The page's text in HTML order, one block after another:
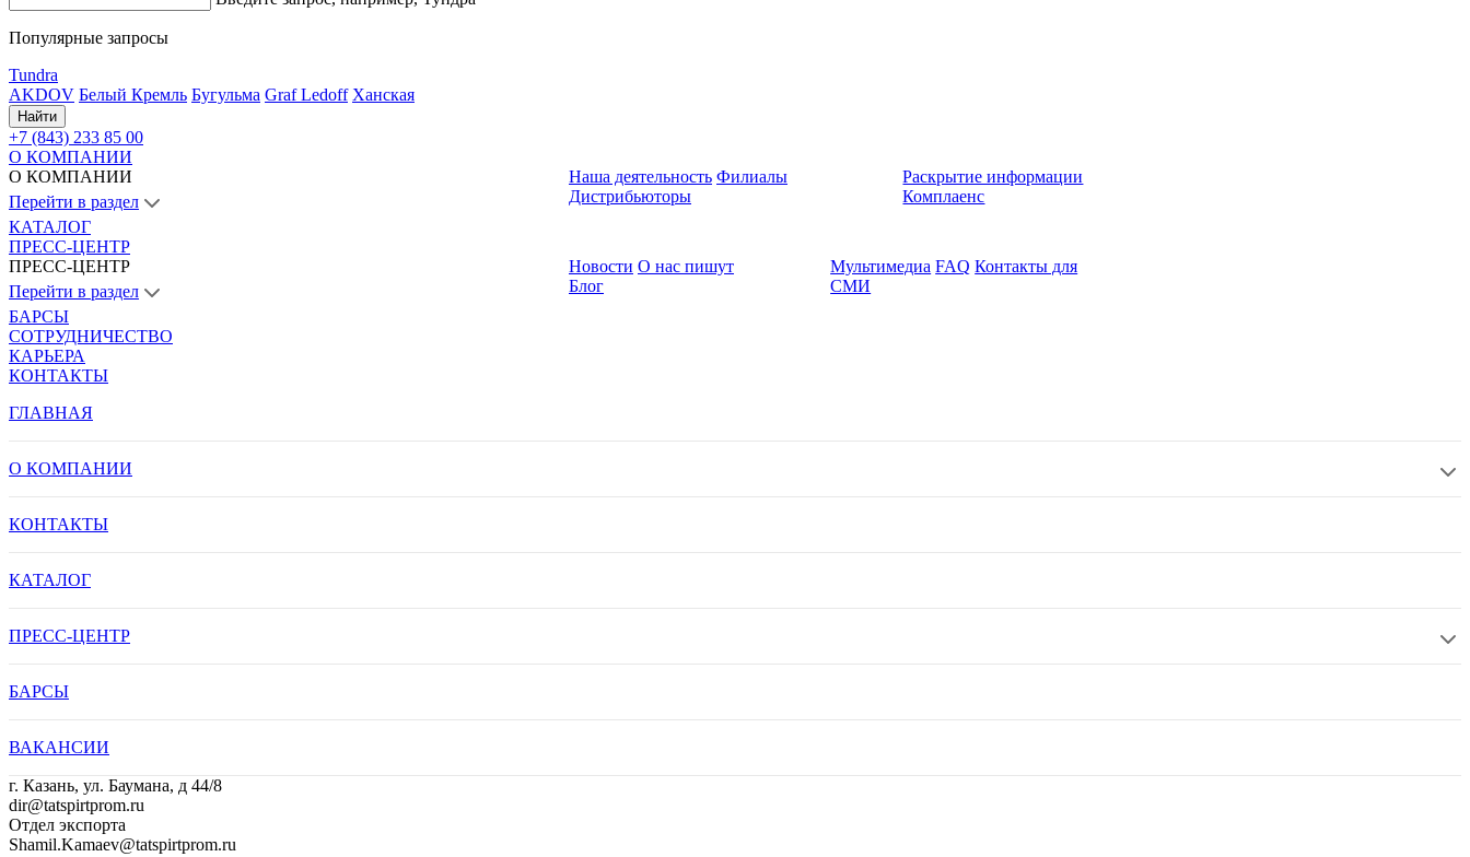
Популярные запросы
Tundra
AKDOV Белый Кремль Бугульма Graf Ledoff Ханская
Найти
+7 (843) 233 85 00
О КОМПАНИИ
О КОМПАНИИ
Перейти в раздел
Наша деятельность Филиалы
Дистрибьюторы
Раскрытие информации
Комплаенс
КАТАЛОГ
ПРЕСС-ЦЕНТР
ПРЕСС-ЦЕНТР
Перейти в раздел
Новости О нас пишут
Блог
Мультимедиа FAQ Контакты для
СМИ
БАРСЫ
СОТРУДНИЧЕСТВО
КАРЬЕРА
КОНТАКТЫ
ГЛАВНАЯ
О КОМПАНИИ
КОНТАКТЫ
КАТАЛОГ
ПРЕСС-ЦЕНТР
БАРСЫ
ВАКАНСИИ
г. Казань, ул. Баумана, д 44/8
dir@tatspirtprom.ru
Отдел экспорта
Shamil.Kamaev@tatspirtprom.ru